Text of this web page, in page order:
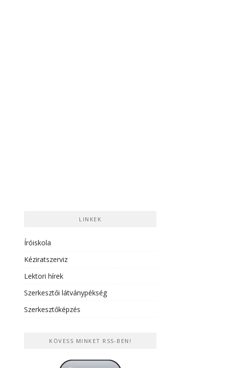
LINKEK
Íróiskola
Kéziratszerviz
Lektori hírek
Szerkesztői látványpékség
Szerkesztőképzés
KÖVESS MINKET RSS-BEN!